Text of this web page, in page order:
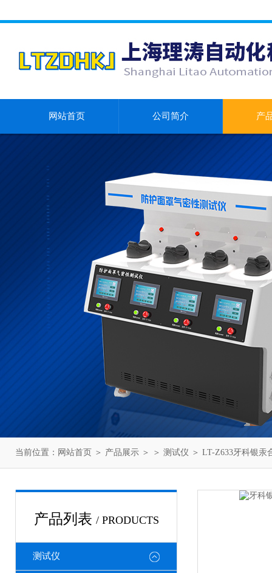
网站首页 公司简介 产
当前位置： 网站首页 ＞ 产品展示 ＞ ＞ 测试仪 ＞ LT-Z633牙科银汞
产品列表 / PRODUCTS
测试仪